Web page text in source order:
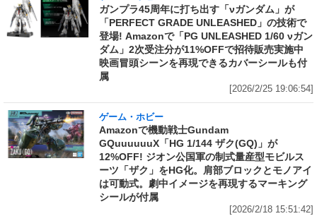
ガンプラ45周年に打ち出す「νガンダム」が
「PERFECT GRADE UNLEASHED」の技術で
登場! Amazonで「PG UNLEASHED 1/60 νガン
ダム」2次受注分が11%OFFで招待販売実施中
映画冒頭シーンを再現できるカバーシールも付
属
[2026/2/25 19:06:54]
ゲーム・ホビー
Amazonで機動戦士Gundam
GQuuuuuuX「HG 1/144 ザク(GQ)」が
12%OFF! ジオン公国軍の制式量産型モビルス
ーツ「ザク」をHG化。肩部ブロックとモノアイ
は可動式。劇中イメージを再現するマーキング
シールが付属
[2026/2/18 15:51:42]